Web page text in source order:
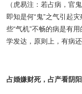
（虎易注：若占病，官
即知是何“鬼”之气引起
些“气机”不畅的病是有
学发达，原则上，有病
占婚嫌财死，占产看阴阳